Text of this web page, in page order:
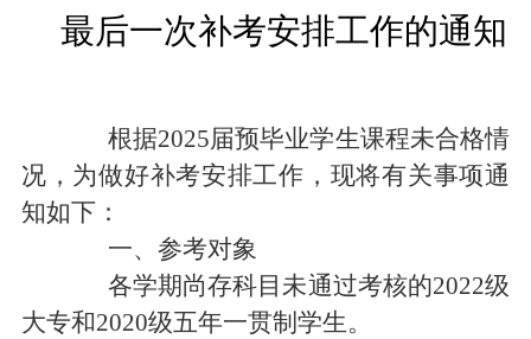
最后一次补考安排工作的通知
根据2025届预毕业学生课程未合格情
况，为做好补考安排工作， 现将有关事项通
知如下：
一、 参考对象
各学期尚存科目未通过考核的2022级
大专和2020级五年一贯制学生。